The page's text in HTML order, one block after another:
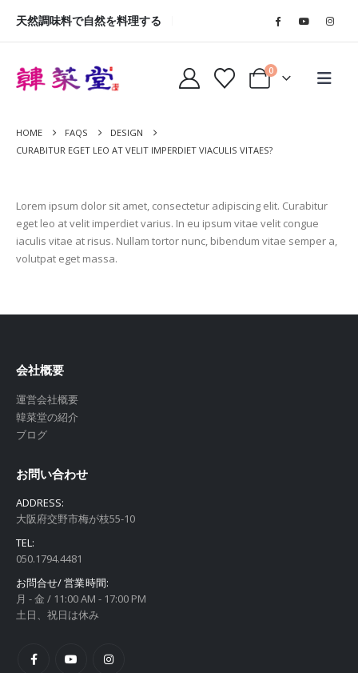
天然調味料で自然を料理する
0
HOME FAQS
DESIGN
CURABITUR EGET LEO AT VELIT IMPERDIET VIACULIS VITAES?
Lorem ipsum dolor sit amet, consectetur adipiscing elit. Curabitur
eget leo at velit imperdiet varius. In eu ipsum vitae velit congue
iaculis vitae at risus. Nullam tortor nunc, bibendum vitae semper a,
volutpat eget massa.
会社概要
運営会社概要
韓菜堂の紹介
ブログ
お問い合わせ
ADDRESS:
大阪府交野市梅が枝55-10
TEL:
050.1794.4481
お問合せ/ 営業時間:
月 - 金 / 11:00 AM - 17:00 PM
土日、祝日は休み